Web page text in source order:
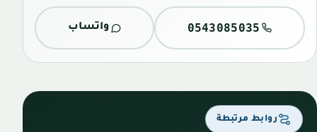
0543085035 واتساب
روابط مرتبطة